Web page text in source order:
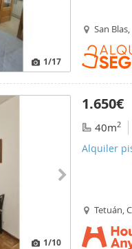
1/17
San
1/10
1.650€
40m2
Alquiler
Tetuán,